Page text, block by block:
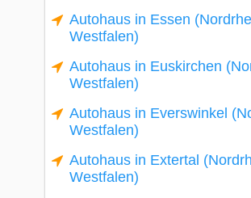
Autohaus in Essen
Westfalen)
Autohaus in Euskirchen
Westfalen)
Autohaus in Everswinkel
Westfalen)
Autohaus in Extertal
Westfalen)